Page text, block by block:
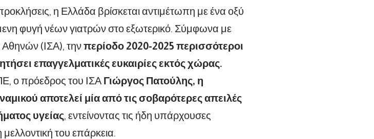
η Ελλάδα βρίσκεται αντιμέτωπη με ένα οξύ
φυγή νέων γιατρών στο εξωτερικό. Σύμφωνα με
Αθηνών (ΙΣΑ), τηνπερίοδο 2020-2025 περισσότεροι
επαγγελματικές ευκαιρίες εκτός χώρας.
ο πρόεδρος του ΙΣΑ Γιώργος Πατούλης, η
αποτελεί μία από τις σοβαρότερες απειλές
υγείας, εντείνοντας τις ήδη υπάρχουσες
του επάρκεια.